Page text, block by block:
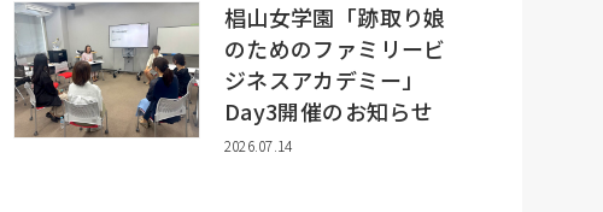
椙山女学園「跡取り娘
のためのファミリービ
ジネスアカデミー」
Day3開催のお知らせ
2026.07.14